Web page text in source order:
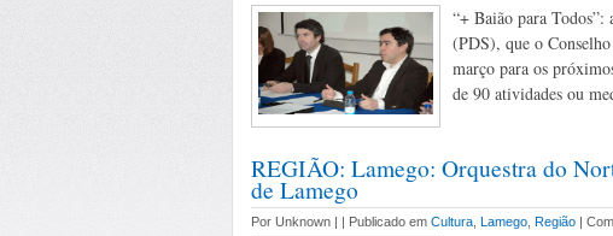
“+ Baião para Todos”:
(PDS), que o
março para os
de 90 atividades ou
REGIÃO: Lamego: Orquestra do
de Lamego
Por Unknown | | Publicado em Cultura Lamego Região | Com